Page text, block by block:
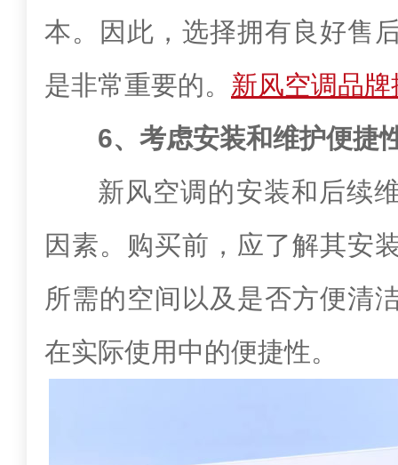
本。因此，选择拥有良好售
是非常重要的。 新风空调品
6、考虑安装和维护便捷
新风空调的安装和后续
因素。购买前，应了解其安
所需的空间以及是否方便清
在实际使用中的便捷性。